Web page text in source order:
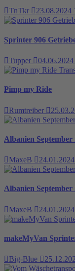
TnTkr
23.08.2024
Sprinter 906
Tupper
Pimp my Ride
Rumtreiber
Albanien September
MaxeB
Albanien September
MaxeB
makeMyVan
Big-Blue